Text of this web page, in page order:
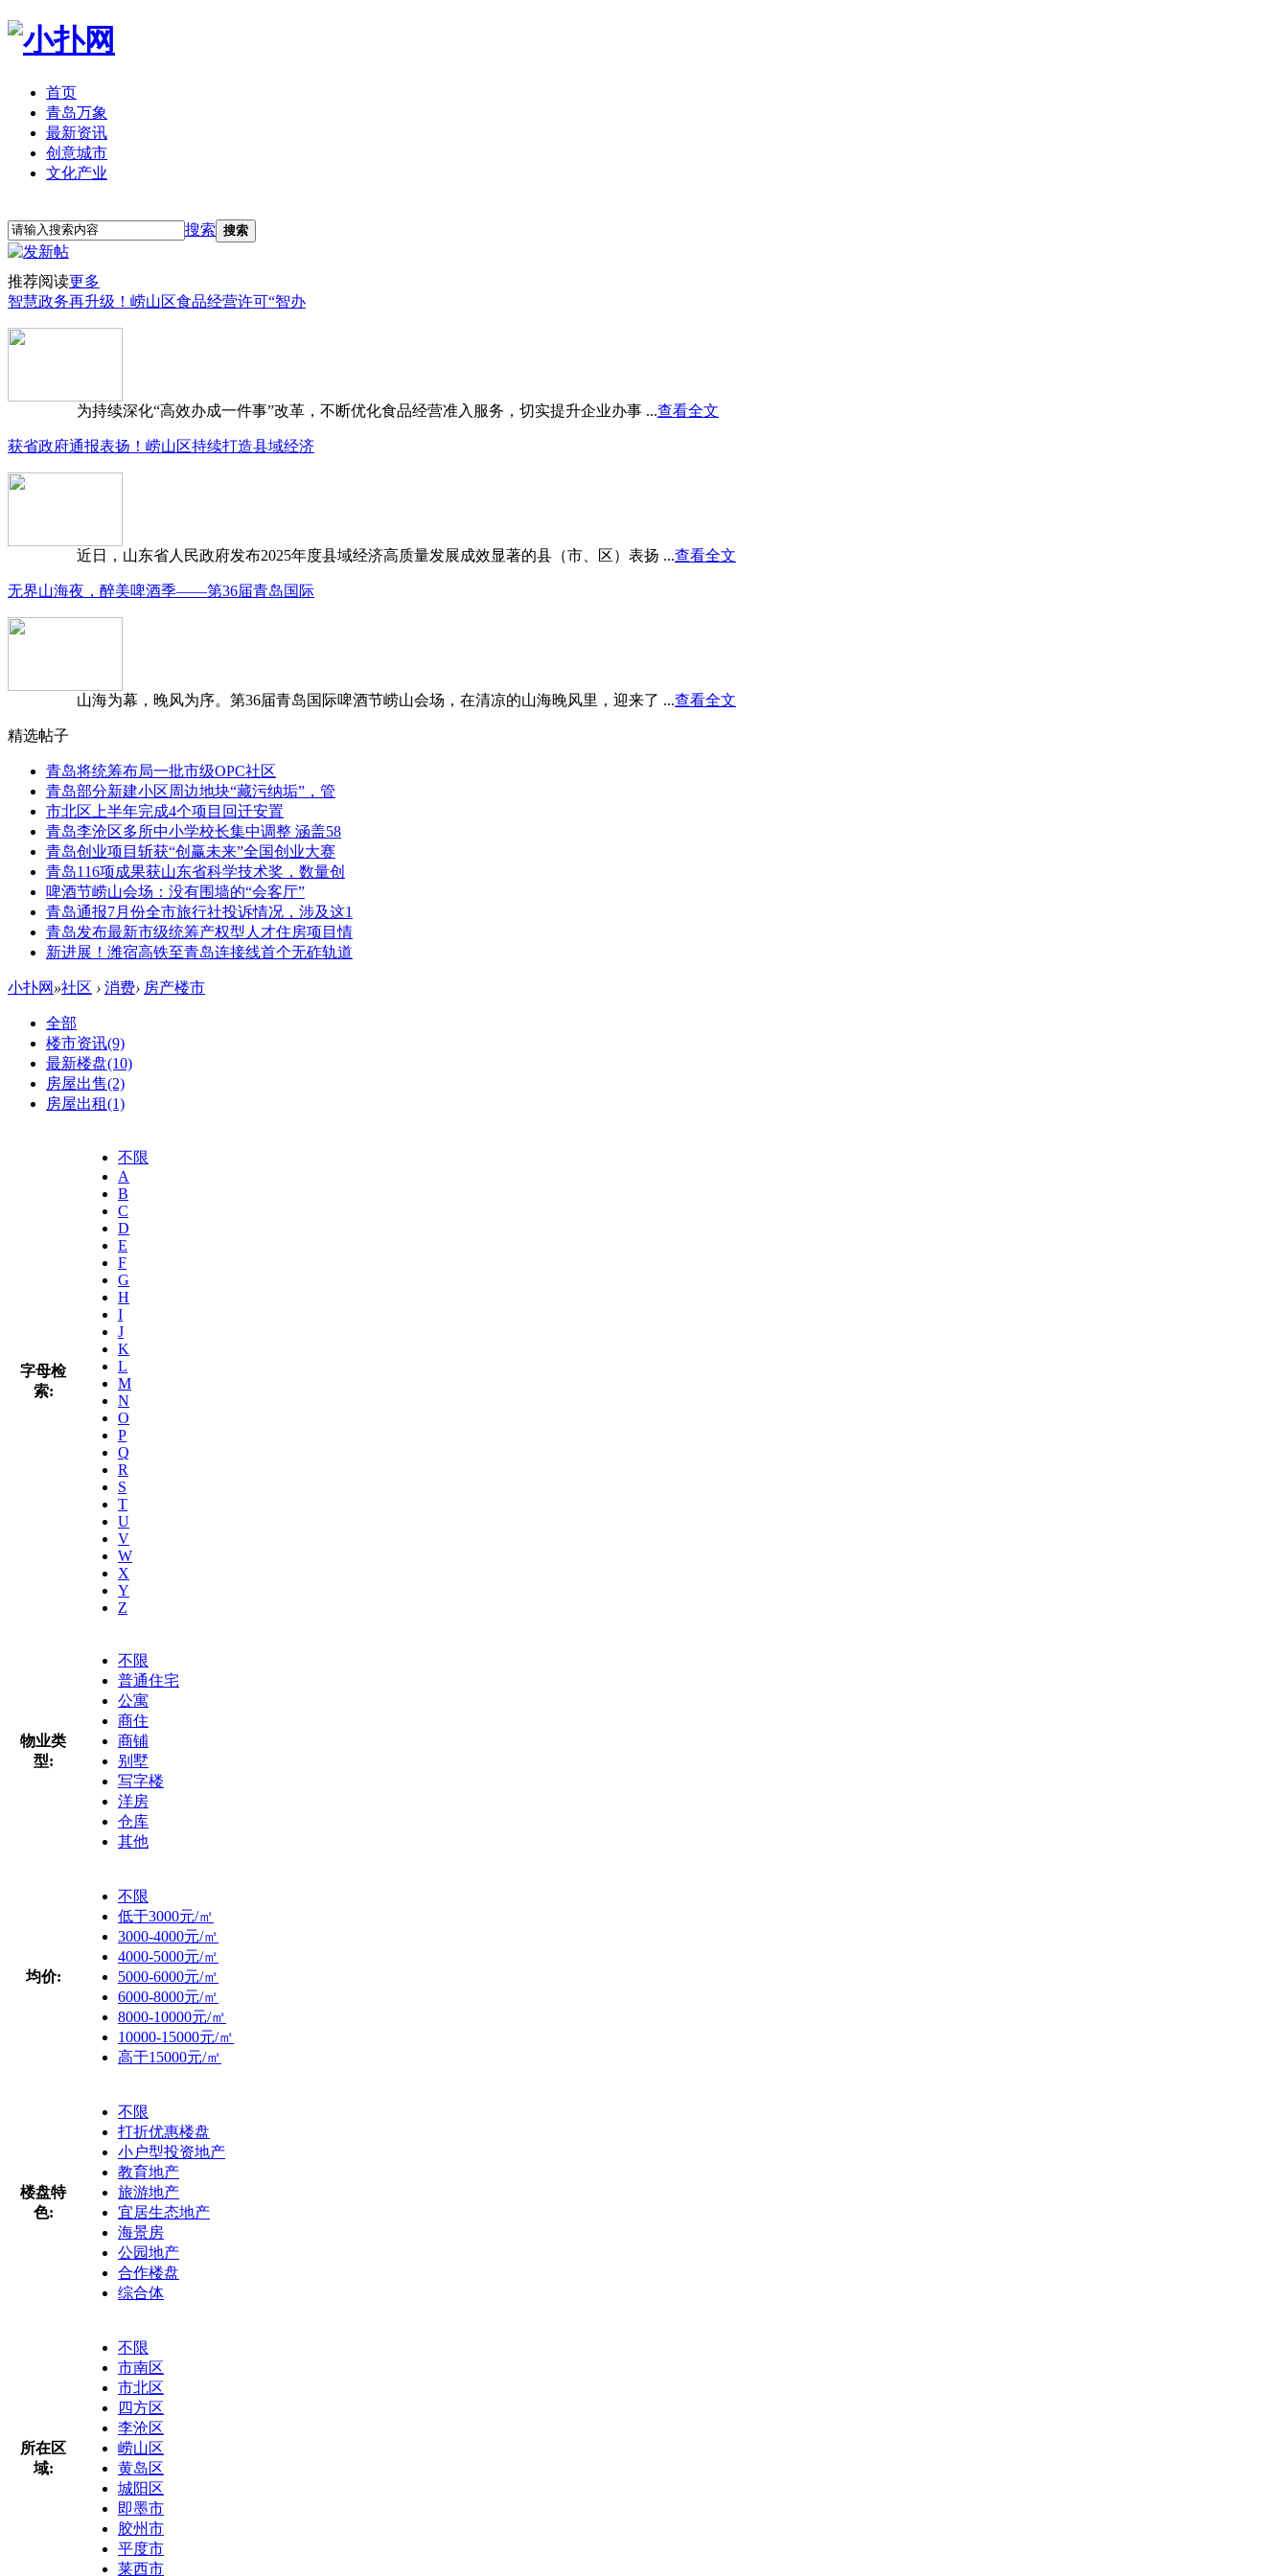
首页
青岛万象
最新资讯
创意城市
文化产业
搜索 搜索
推荐阅读更多
智慧政务再升级！崂山区食品经营许可“智办
为持续深化“高效办成一件事”改革，不断优化食品经营准入服务，切实提升企业办事 ...查看全文
获省政府通报表扬！崂山区持续打造县域经济
近日，山东省人民政府发布2025年度县域经济高质量发展成效显著的县（市、区）表扬 ...查看全文
无界山海夜，醉美啤酒季——第36届青岛国际
山海为幕，晚风为序。第36届青岛国际啤酒节崂山会场，在清凉的山海晚风里，迎来了 ...查看全文
精选帖子
青岛将统筹布局一批市级OPC社区
青岛部分新建小区周边地块“藏污纳垢”，管
市北区上半年完成4个项目回迁安置
青岛李沧区多所中小学校长集中调整 涵盖58
青岛创业项目斩获“创赢未来”全国创业大赛
青岛116项成果获山东省科学技术奖，数量创
啤酒节崂山会场：没有围墙的“会客厅”
青岛通报7月份全市旅行社投诉情况，涉及这1
青岛发布最新市级统筹产权型人才住房项目情
新进展！潍宿高铁至青岛连接线首个无砟轨道
小扑网 »社区 › 消费› 房产楼市
全部
楼市资讯(9)
最新楼盘(10)
房屋出售(2)
房屋出租(1)
字母检
索:
不限
A
B
C
D
E
F
G
H
I
J
K
L
M
N
O
P
Q
R
S
T
U
V
W
X
Y
Z
物业类
型:
不限
普通住宅
公寓
商住
商铺
别墅
写字楼
洋房
仓库
其他
均价:
不限
低于3000元/㎡
3000-4000元/㎡
4000-5000元/㎡
5000-6000元/㎡
6000-8000元/㎡
8000-10000元/㎡
10000-15000元/㎡
高于15000元/㎡
楼盘特
色:
不限
打折优惠楼盘
小户型投资地产
教育地产
旅游地产
宜居生态地产
海景房
公园地产
合作楼盘
综合体
所在区
域:
不限
市南区
市北区
四方区
李沧区
崂山区
黄岛区
城阳区
即墨市
胶州市
平度市
莱西市